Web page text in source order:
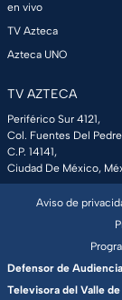
en vivo
TV Azteca
Azteca UNO
TV AZTECA
Periférico Sur 4121,
Col. Fuentes Del
C.P. 14141,
Ciudad De México,
Aviso de
Defensor de
Televisora del Valle